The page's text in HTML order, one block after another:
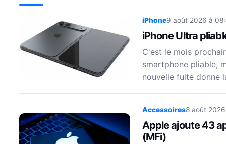
iPhone9 août 2026 à
iPhone Ultra
C'est le mois
smartphone pliable,
nouvelle fuite donne
Accessoires8 août
Apple ajoute 43
(MFi)